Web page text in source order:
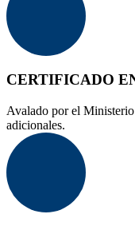
CERTIFICADO
Avalado por el
adicionales.